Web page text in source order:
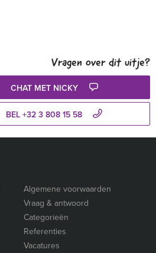
Vragen over dit uitje?
CHAT MET NICKY
BEL +32 3 808 15 58
Algemene voorwaarden
Vraag & antwoord
Categorieën
Referenties
Vacatures